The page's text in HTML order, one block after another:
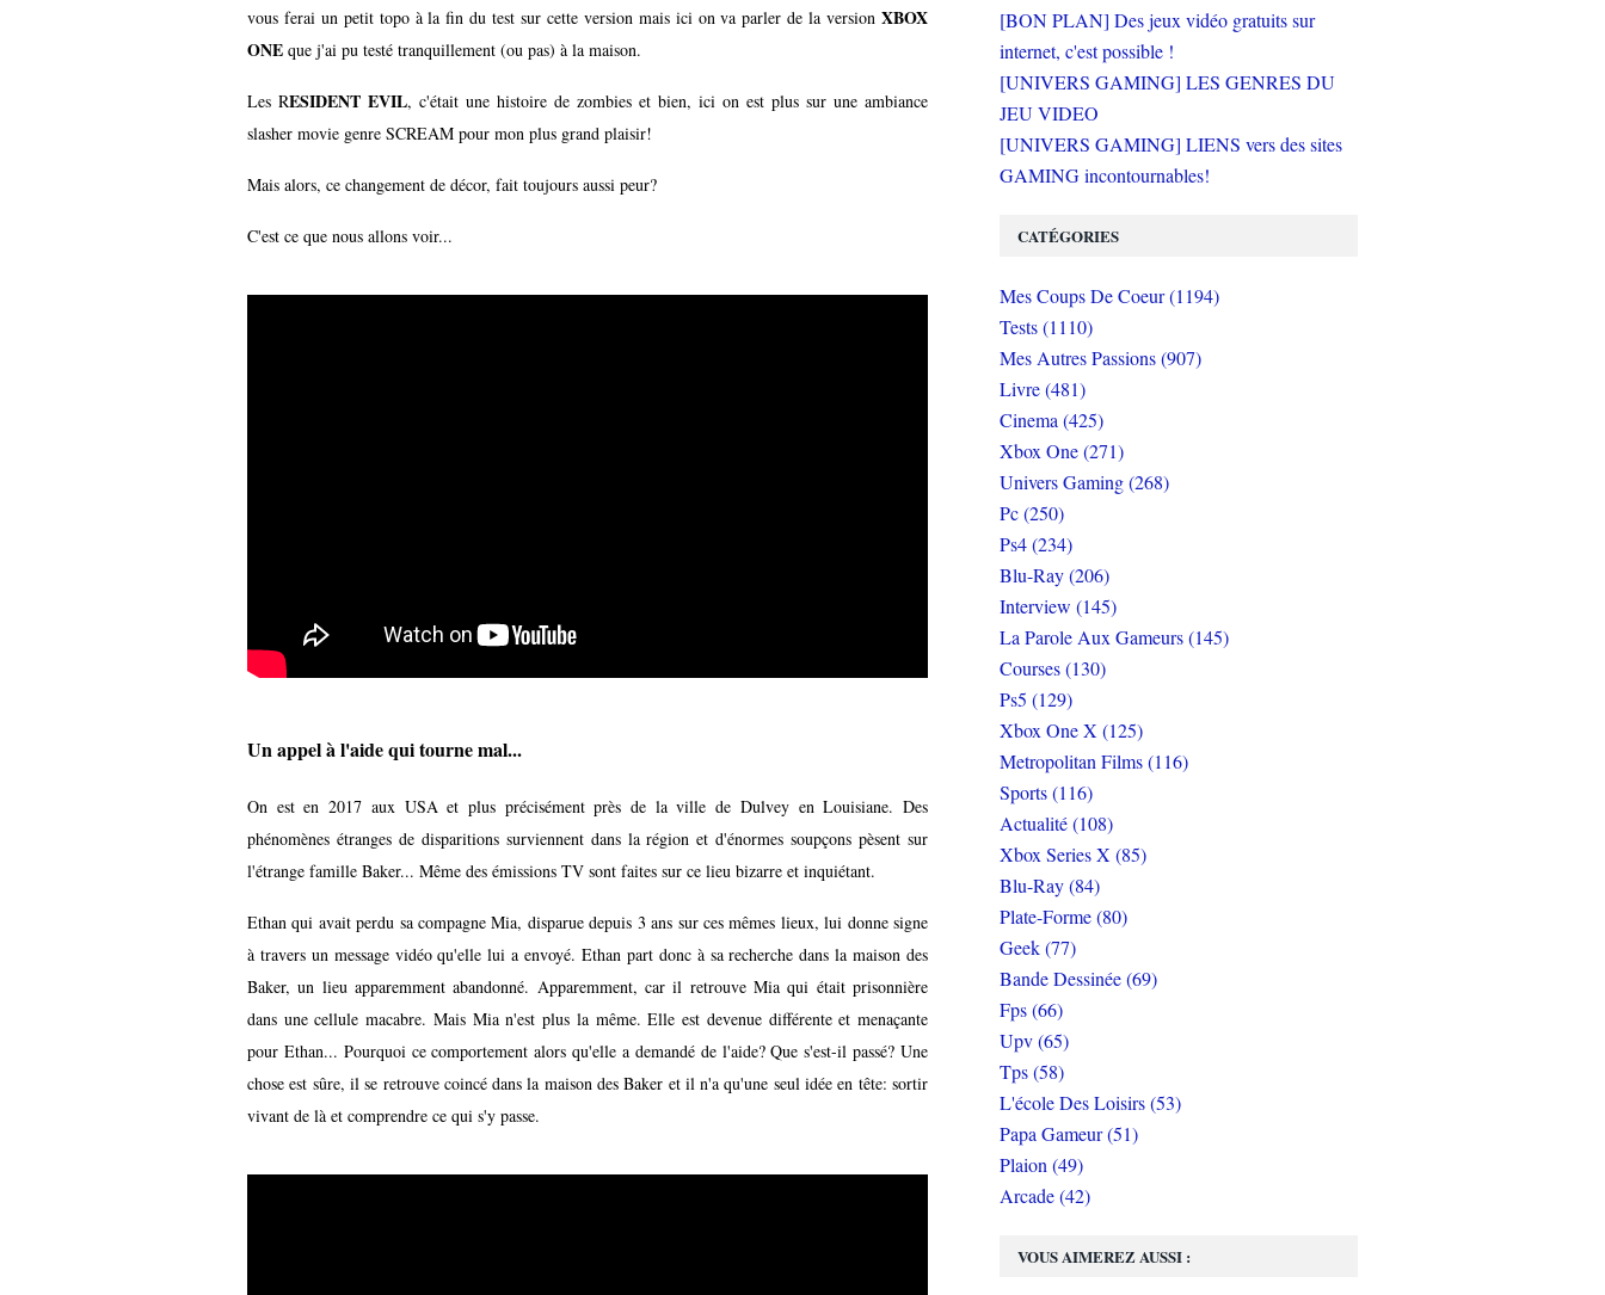
vous ferai un petit topo à la fin du test sur cette version mais ici on va parler de la version XBOX
ONE que j'ai pu testé tranquillement (ou pas) à la maison.
Les RESIDENT EVIL, c'était une histoire de zombies et bien, ici on est plus sur une ambiance
slasher movie genre SCREAM pour mon plus grand plaisir!
Mais alors, ce changement de décor, fait toujours aussi peur?
C'est ce que nous allons voir...
Un appel à l'aide qui tourne mal...
On est en 2017 aux USA et plus précisément près de la ville de Dulvey en Louisiane. Des
phénomènes étranges de disparitions surviennent dans la région et d'énormes soupçons pèsent sur
l'étrange famille Baker... Même des émissions TV sont faites sur ce lieu bizarre et inquiétant.
Ethan qui avait perdu sa compagne Mia, disparue depuis 3 ans sur ces mêmes lieux, lui donne signe
à travers un message vidéo qu'elle lui a envoyé. Ethan part donc à sa recherche dans la maison des
Baker, un lieu apparemment abandonné. Apparemment, car il retrouve Mia qui était prisonnière
dans une cellule macabre. Mais Mia n'est plus la même. Elle est devenue différente et menaçante
pour Ethan... Pourquoi ce comportement alors qu'elle a demandé de l'aide? Que s'est-il passé? Une
chose est sûre, il se retrouve coincé dans la maison des Baker et il n'a qu'une seul idée en tête: sortir
vivant de là et comprendre ce qui s'y passe.
VOUS AIMEREZ AUSSI :
[BON PLAN] Des jeux vidéo gratuits sur
internet, c'est possible !
[UNIVERS GAMING] LES GENRES DU
JEU VIDEO
[UNIVERS GAMING] LIENS vers des sites
GAMING incontournables!
CATÉGORIES
Mes Coups De Coeur (1194)
Tests (1110)
Mes Autres Passions (907)
Livre (481)
Cinema (425)
Xbox One (271)
Univers Gaming (268)
Pc (250)
Ps4 (234)
Blu-Ray (206)
Interview (145)
La Parole Aux Gameurs (145)
Courses (130)
Ps5 (129)
Xbox One X (125)
Metropolitan Films (116)
Sports (116)
Actualité (108)
Xbox Series X (85)
Blu-Ray (84)
Plate-Forme (80)
Geek (77)
Bande Dessinée (69)
Fps (66)
Upv (65)
Tps (58)
L'école Des Loisirs (53)
Papa Gameur (51)
Plaion (49)
Arcade (42)